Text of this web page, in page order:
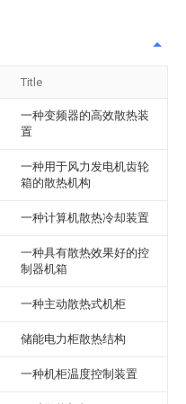
Title
一种变频器的高效散热装
置
一种用于风力发电机齿轮
箱的散热机构
一种计算机散热冷却装置
一种具有散热效果好的控
制器机箱
一种主动散热式机柜
储能电力柜散热结构
一种机柜温度控制装置